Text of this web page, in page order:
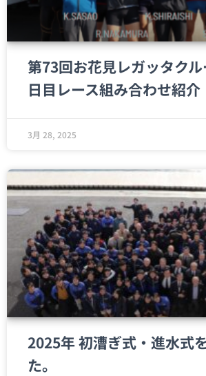
第73回お花見レガッタク
日目レース組み合わせ紹介
3月 28, 2025
2025年 初漕ぎ式・進水式
た。